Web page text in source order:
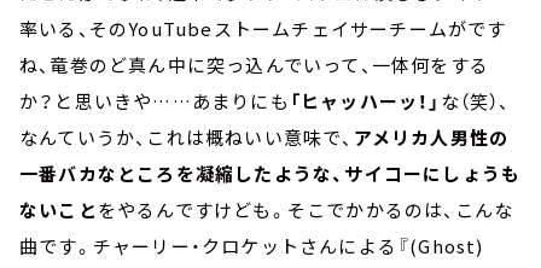
率いる、そのYouTubeストームチェイサーチームがです
ね、竜巻のど真ん中に突っ込んでいって、一体何をする
か？と思いきや……あまりにも 「ヒャッハーッ！」 な（笑）、
なんていうか、これは概ねいい意味で、 アメリカ人男性の
一番バカなところを凝縮したような、サイコーにしょうも
ないことをやるんですけども。そこでかかるのは、こんな
曲です。チャーリー・クロケットさんによる『(Ghost)